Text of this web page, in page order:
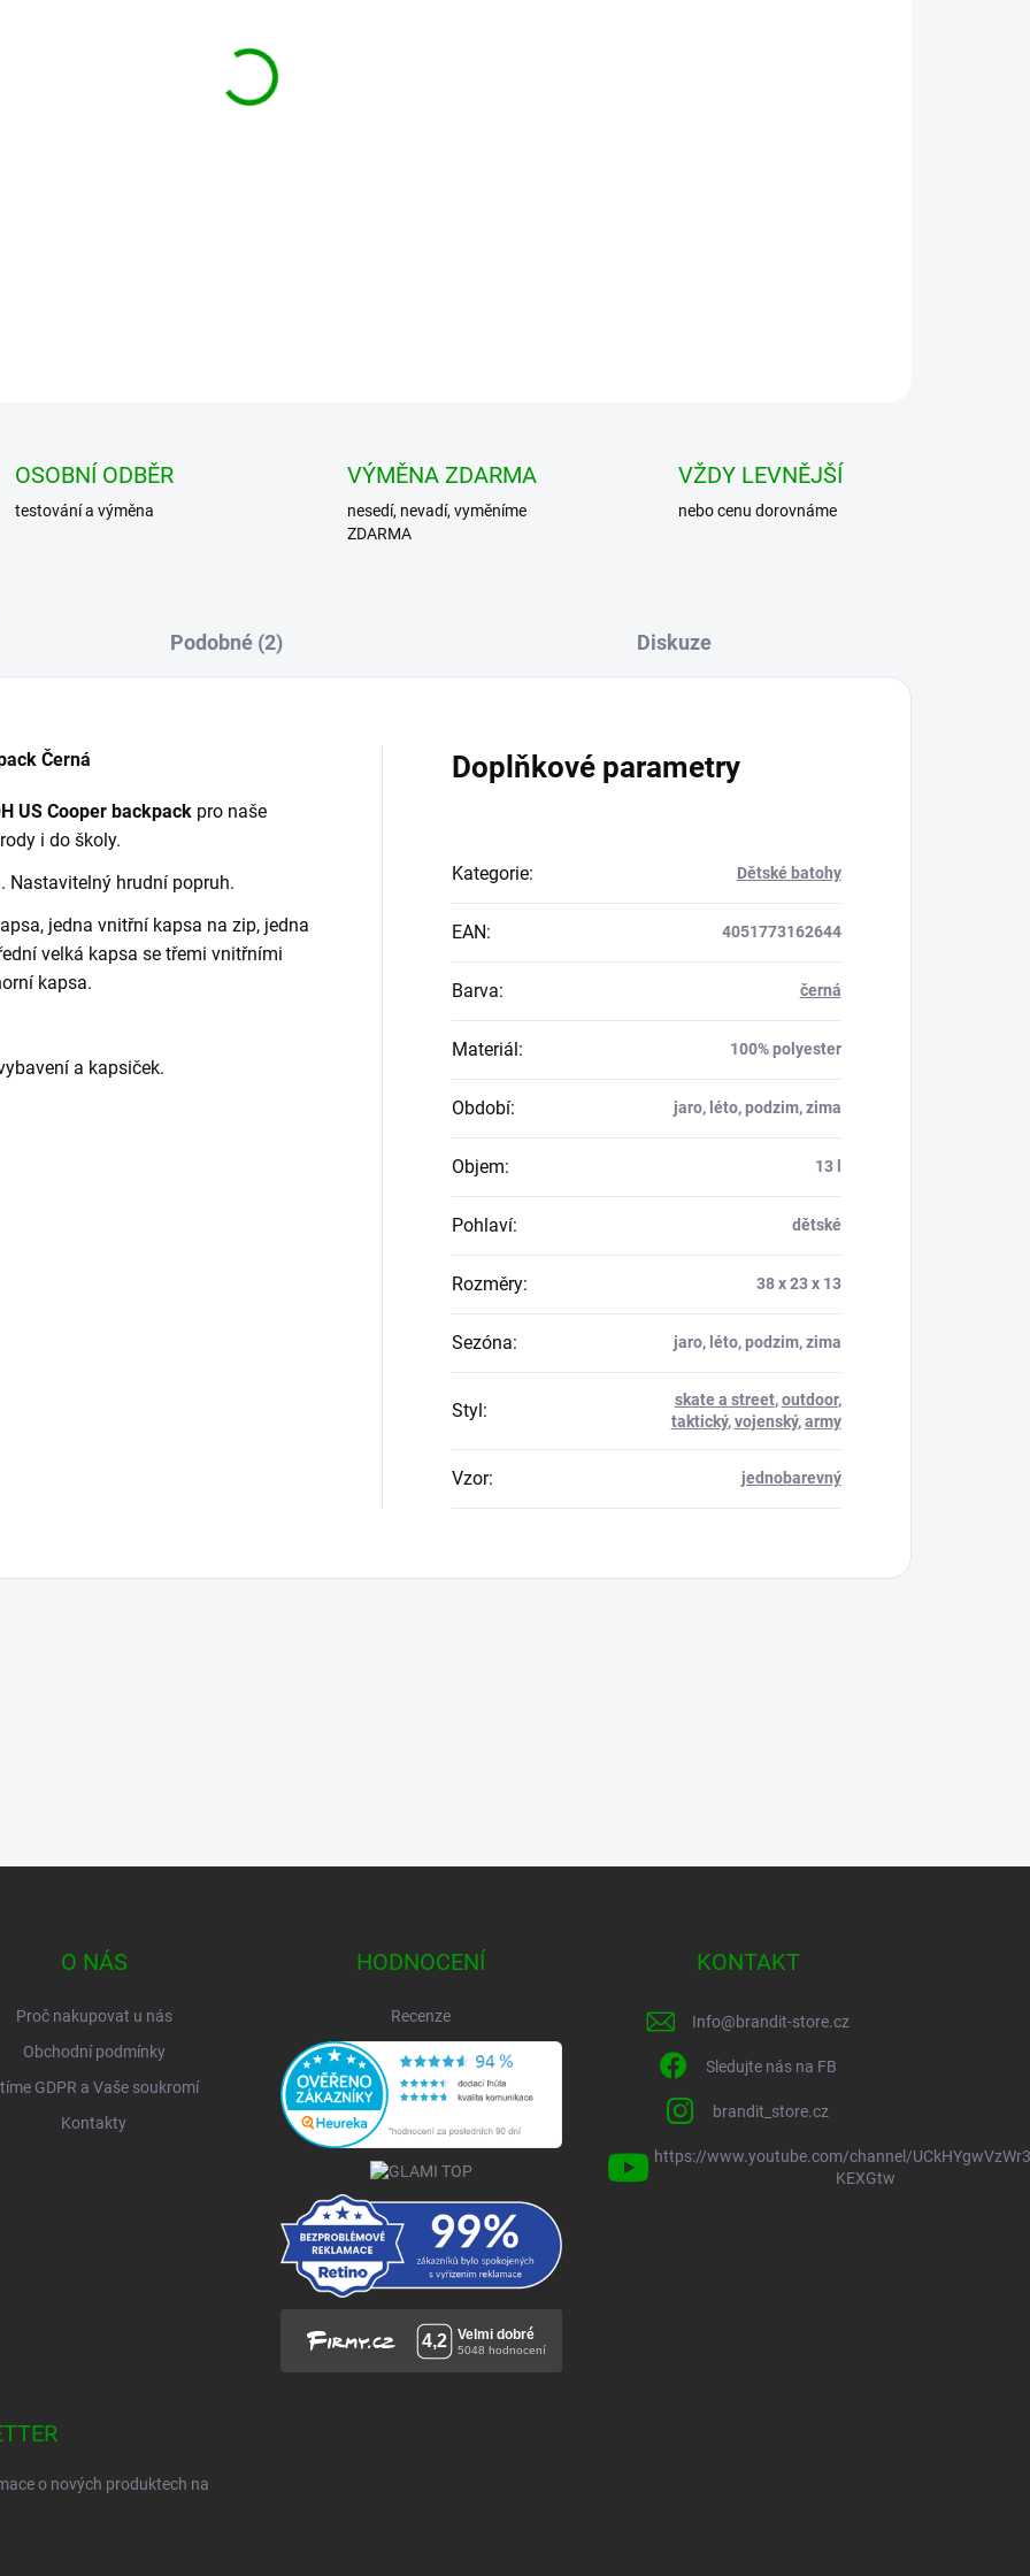
OSOBNÍ ODBĚR
testování a výměna
VÝMĚNA ZDARMA
nesedí, nevadí, vyměníme
ZDARMA
VŽDY LEVNĚJŠÍ
nebo cenu dorovnáme
Podobné (2) Diskuze
Černá
US Cooper backpack pro naše
i do školy.
Nastavitelný hrudní popruh.
jedna vnitřní kapsa na zip, jedna
velká kapsa se třemi vnitřními
kapsa.
a kapsiček.
Doplňkové parametry
Kategorie: Dětské batohy
EAN: 4051773162644
Barva: černá
Materiál: 100% polyester
Období: jaro, léto, podzim, zima
Objem: 13 l
Pohlaví: dětské
Rozměry: 38 x 23 x 13
Sezóna: jaro, léto, podzim, zima
Styl: skate a street,outdoor,
taktický,vojenský,army
Vzor: jednobarevný
O NÁS
Proč nakupovat u nás
Obchodní podmínky
GDPR a Vaše soukromí
Kontakty
HODNOCENÍ
Recenze
KONTAKT
Info@brandit-store.cz
Sledujte nás na FB
brandit_store.cz
https://www.youtube.com/channel/
KEXGtw
o nových produktech na